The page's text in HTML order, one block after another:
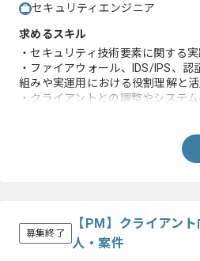
セキュリティエンジニア
求めるスキル
・セキュリティ技術要素に関する
・ファイアウォール、IDS/IPS、
組みや実運用における役割理解と
・クライアントとの調整やシステ
・ISMS運用、セキュリティ運用の
募集終了
【PM】クライアン
人・案件